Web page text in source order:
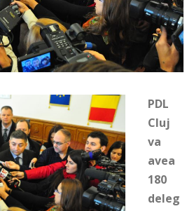
PDL
Cluj
va
avea
180
deleg